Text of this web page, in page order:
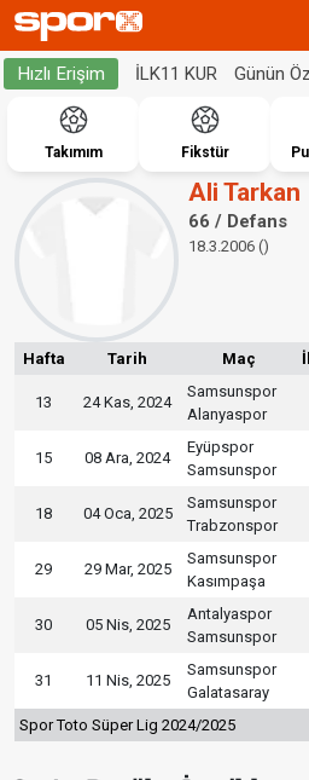
Hızlı Erişim İLK11 KUR Günün
Takımım Fikstür
Ali Tarkan
66 / Defans
18.3.2006 ()
Hafta Tarih Maç
13 24 Kas, 2024
Samsunspor
Alanyaspor
15 08 Ara, 2024
Eyüpspor
Samsunspor
18 04 Oca, 2025
Samsunspor
Trabzonspor
29 29 Mar, 2025
Samsunspor
Kasımpaşa
30 05 Nis, 2025
Antalyaspor
Samsunspor
31 11 Nis, 2025
Samsunspor
Galatasaray
Spor Toto Süper Lig 2024/2025